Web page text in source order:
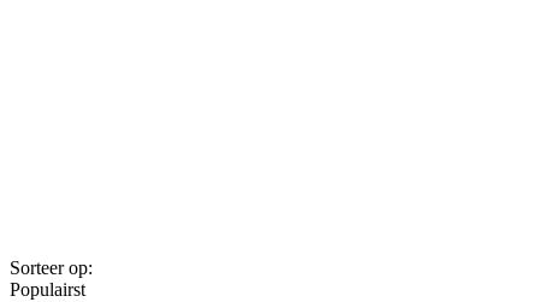
Sorteer op:
Populairst